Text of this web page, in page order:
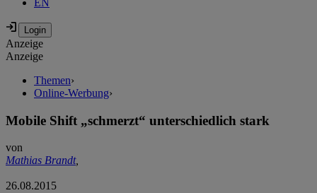
EN
Anzeige
Anzeige
Themen›
Online-Werbung›
Mobile Shift „schmerzt“ unterschiedlich stark
von
Mathias Brandt,
26.08.2015